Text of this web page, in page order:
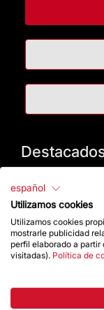
La Fundación
Preguntas
Atención al
Normativa y
español
Utilizamos cookies
Utilizamos cookies
mostrarle publicidad
perfil elaborado a partir
visitadas). Política de